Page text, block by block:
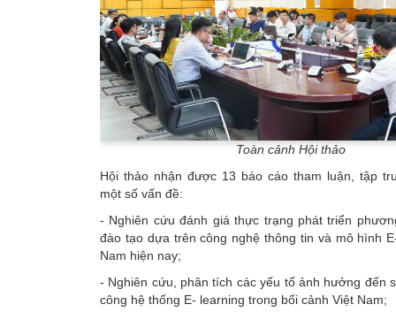
Toàn cảnh Hội thảo
Hội thảo nhận được 13 báo cáo tham luận, tập
một số vấn đề:
- Nghiên cứu đánh giá thực trạng phát triển
đào tạo dựa trên công nghệ thông tin và mô hình
Nam hiện nay;
- Nghiên cứu, phân tích các yếu tố ảnh hưởng đến
công hệ thống E- learning trong bối cảnh Việt Nam;